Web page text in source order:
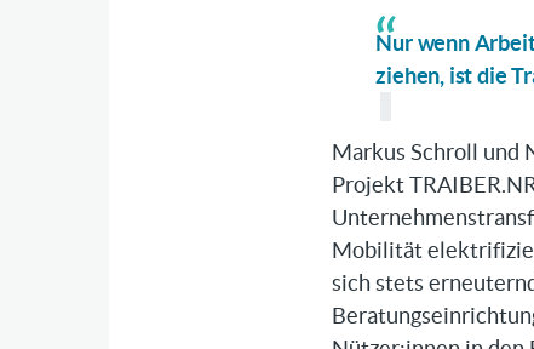
Nur wenn
ziehen, ist die
Markus Schroll und
Projekt
Mobilität
sich stets